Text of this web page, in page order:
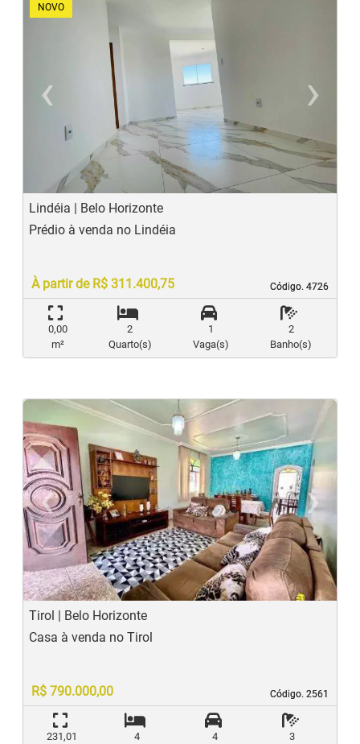
NOVO
‹
Previous
›
Lindéia | Belo Horizonte
Código. 4726
Código. 4726
Prédio à venda no Lindéia
À partir de R$ 311.400,75
0,00
m²
2
Quarto(s)
1
Vaga(s)
2
Banho(s)
‹
Previous
›
Tirol | Belo Horizonte
Código. 2561
Código. 2561
Casa à venda no Tirol
R$ 790.000,00
231,01 4 4 3